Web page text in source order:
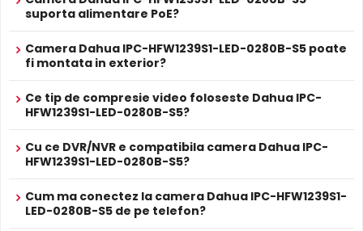
FunctiaBLC(Backlight Compensation) cu care este
dotata camera Dahua IPC-HFW1239S1-LED-0280B-S5,
permite ca obiectele aflate pe un fundal foarte luminos
(de exemplu, in dreptul unei ferestre sau a unei usi de
Alimentare PoE
Sursa de alimentare NU este inclusa
POE
NVR sau Switch POE
PROSPECT PRODUCATOR
tehnic
Dahua IPC-HFW1239S1-LED-0280B-S5
S5 au caracter informativ.
suporta alimentare PoE?
Camera Dahua IPC-HFW1239S1-LED-0280B-S5 poate
fi montata in exterior?
Ce tip de compresie video foloseste Dahua IPC-
HFW1239S1-LED-0280B-S5?
Cu ce DVR/NVR e compatibila camera Dahua IPC-
HFW1239S1-LED-0280B-S5?
Cum ma conectez la camera Dahua IPC-HFW1239S1-
LED-0280B-S5 de pe telefon?